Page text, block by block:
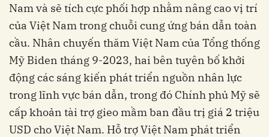
Nam và sẽ tích cực phối hợp nhằm nâng cao vị trí
của Việt Nam trong chuỗi cung ứng bán dẫn toàn
cầu. Nhân chuyến thăm Việt Nam của Tổng thống
Mỹ Biden tháng 9-2023, hai bên tuyên bố khởi
động các sáng kiến phát triển nguồn nhân lực
trong lĩnh vực bán dẫn, trong đó Chính phủ Mỹ sẽ
cấp khoản tài trợ gieo mầm ban đầu trị giá 2 triệu
USD cho Việt Nam. Hỗ trợ Việt Nam phát triển